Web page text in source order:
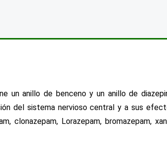
un anillo de benceno y un anillo de
del sistema nervioso central y a sus
clonazepam, Lorazepam, bromazepam,